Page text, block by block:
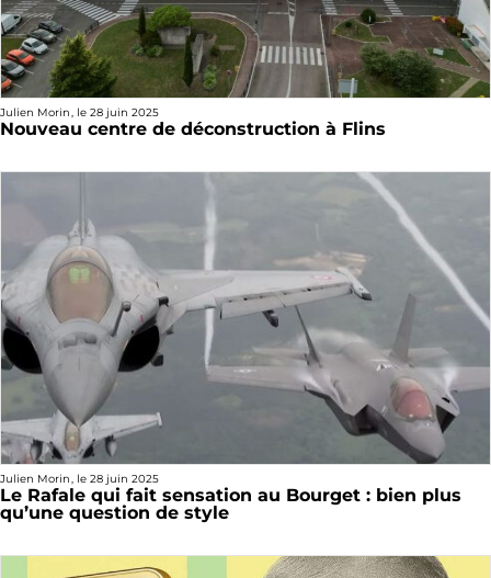
Julien Morin, le 28 juin 2025
Nouveau centre de déconstruction à Flins
Julien Morin, le 28 juin 2025
Le Rafale qui fait sensation au Bourget : bien plus
qu’une question de style